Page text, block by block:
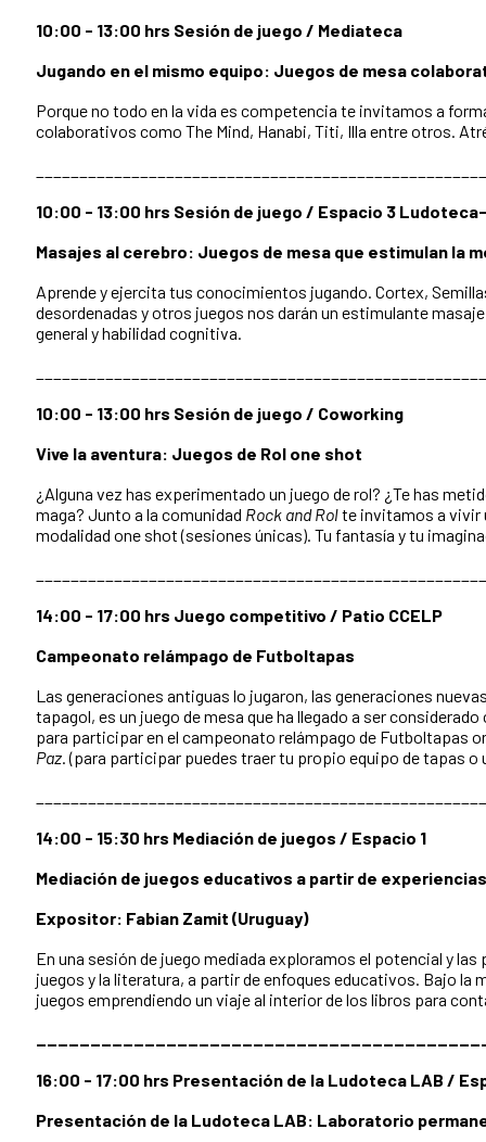
10:00 - 13:00 hrs Sesión de juego / Mediateca
Jugando en el mismo equipo: Juegos de mesa
Porque no todo en la vida es competencia te invitamos a
colaborativos como The Mind, Hanabi, Titi, Illa entre otros.
10:00 - 13:00 hrs Sesión de juego / Espacio 3
Masajes al cerebro: Juegos de mesa que estimulan la
Aprende y ejercita tus conocimientos jugando. Cortex,
desordenadas y otros juegos nos darán un estimulante
general y habilidad cognitiva.
10:00 - 13:00 hrs Sesión de juego / Coworking
Vive la aventura: Juegos de Rol one shot
¿Alguna vez has experimentado un juego de rol? ¿Te has
maga? Junto a la comunidad Rock and Rolte invitamos a vivir
modalidad one shot (sesiones únicas). Tu fantasía y tu
14:00 - 17:00 hrs Juego competitivo / Patio CCELP
Campeonato relámpago de Futboltapas
Las generaciones antiguas lo jugaron, las generaciones
tapagol, es un juego de mesa que ha llegado a ser
para participar en el campeonato relámpago de Futboltapas
Paz. (para participar puedes traer tu propio equipo de tapas
14:00 - 15:30 hrs Mediación de juegos / Espacio 1
Mediación de juegos educativos a partir de
Expositor: Fabian Zamit (Uruguay)
En una sesión de juego mediada exploramos el potencial y
juegos y la literatura, a partir de enfoques educativos. Bajo la
juegos emprendiendo un viaje al interior de los libros para
16:00 - 17:00 hrs Presentación de la Ludoteca LAB /
Presentación de la Ludoteca LAB: Laboratorio